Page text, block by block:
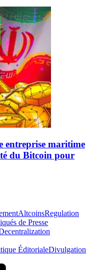
entreprise maritime
du Bitcoin pour
AltcoinsRegulation
de Presse
ÉditorialeDivulgation